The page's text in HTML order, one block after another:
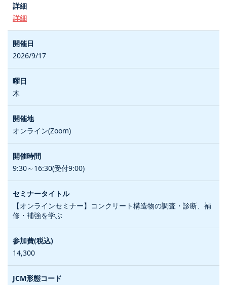
詳細
2026/9/17
木
オンライン(Zoom)
9:30～16:30(受付9:00)
【オンラインセミナー】コンクリート構造物の調査・診断、補
修・補強を学ぶ
14,300